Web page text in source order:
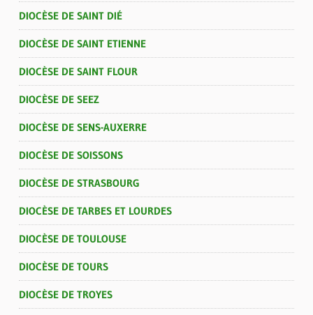
DIOCÈSE DE SAINT DIÉ
DIOCÈSE DE SAINT ETIENNE
DIOCÈSE DE SAINT FLOUR
DIOCÈSE DE SEEZ
DIOCÈSE DE SENS-AUXERRE
DIOCÈSE DE SOISSONS
DIOCÈSE DE STRASBOURG
DIOCÈSE DE TARBES ET LOURDES
DIOCÈSE DE TOULOUSE
DIOCÈSE DE TOURS
DIOCÈSE DE TROYES